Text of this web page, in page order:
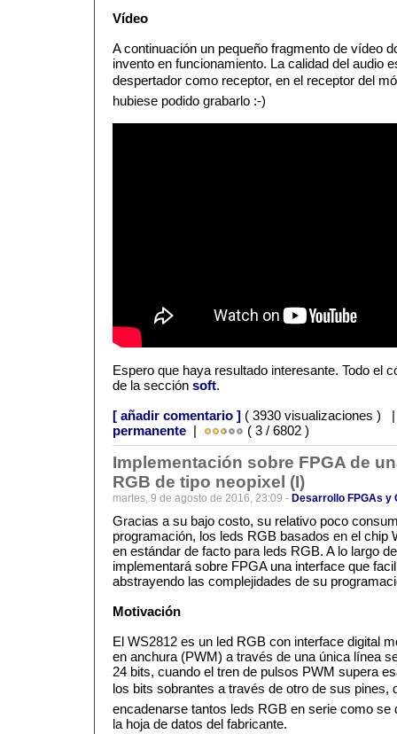
Vídeo
A continuación un pequeño fragmento de vídeo
invento en funcionamiento. La calidad del audio
despertador como receptor, en el receptor del
hubiese podido grabarlo :-)
Espero que haya resultado interesante. Todo el
de la sección soft.
[ añadir comentario ] ( 3930 visualizaciones )
permanente | ( 3 / 6802 )
Implementación sobre FPGA de
RGB de tipo neopixel (I)
martes, 9 de agosto de 2016, 23:09 - Desarrollo FPGAs y
Gracias a su bajo costo, su relativo poco
programación, los leds RGB basados en el chip
en estándar de facto para leds RGB. A lo largo
implementará sobre FPGA una interface que
abstrayendo las complejidades de su
Motivación
El WS2812 es un led RGB con interface digital
en anchura (PWM) a través de una única línea
24 bits, cuando el tren de pulsos PWM supera
los bits sobrantes a través de otro de sus
encadenarse tantos leds RGB en serie como se
la hoja de datos del fabricante.